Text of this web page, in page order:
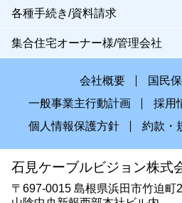
各種手続き/資料請求
集合住宅オーナー様/管理会社
会社概要
国民
一般事業主行動計画
採用
個人情報保護方針
約款・
石見ケーブルビジョン株式
〒697-0015 島根県浜田市竹迫町